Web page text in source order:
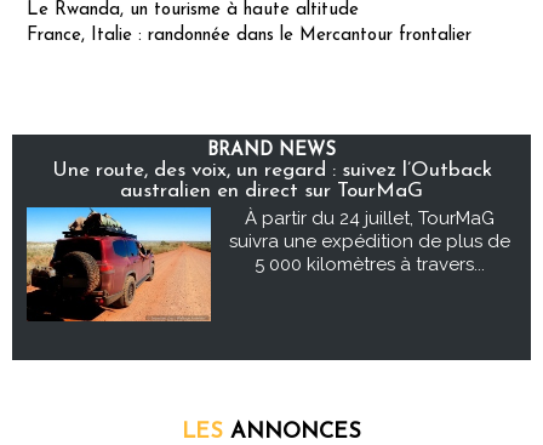
Le Rwanda, un tourisme à haute altitude
France, Italie : randonnée dans le Mercantour frontalier
BRAND NEWS
Une route, des voix, un regard : suivez l’Outback
australien en direct sur TourMaG
À partir du 24 juillet, TourMaG
suivra une expédition de plus de
5 000 kilomètres à travers...
LES ANNONCES